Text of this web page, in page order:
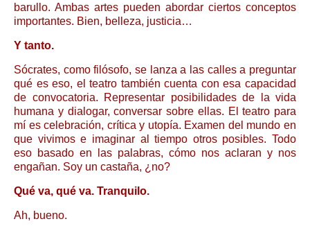
barullo. Ambas artes pueden abordar ciertos conceptos
importantes. Bien, belleza, justicia…
Y tanto.
Sócrates, como filósofo, se lanza a las calles a preguntar
qué es eso, el teatro también cuenta con esa capacidad
de convocatoria. Representar posibilidades de la vida
humana y dialogar, conversar sobre ellas. El teatro para
mí es celebración, crítica y utopía. Examen del mundo en
que vivimos e imaginar al tiempo otros posibles. Todo
eso basado en las palabras, cómo nos aclaran y nos
engañan. Soy un castaña, ¿no?
Qué va, qué va. Tranquilo.
Ah, bueno.